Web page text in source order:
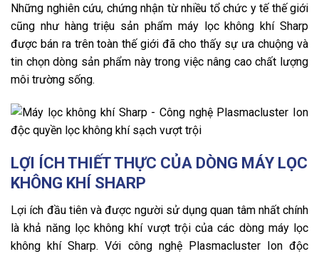
Những nghiên cứu, chứng nhận từ nhiều tổ chức y tế thế giới
cũng như hàng triệu sản phẩm máy lọc không khí Sharp
được bán ra trên toàn thế giới đã cho thấy sự ưa chuộng và
tin chọn dòng sản phẩm này trong việc nâng cao chất lượng
môi trường sống.
LỢI ÍCH THIẾT THỰC CỦA DÒNG MÁY LỌC
KHÔNG KHÍ SHARP
Lợi ích đầu tiên và được người sử dụng quan tâm nhất chính
là khả năng lọc không khí vượt trội của các dòng máy lọc
không khí Sharp. Với công nghệ Plasmacluster Ion độc